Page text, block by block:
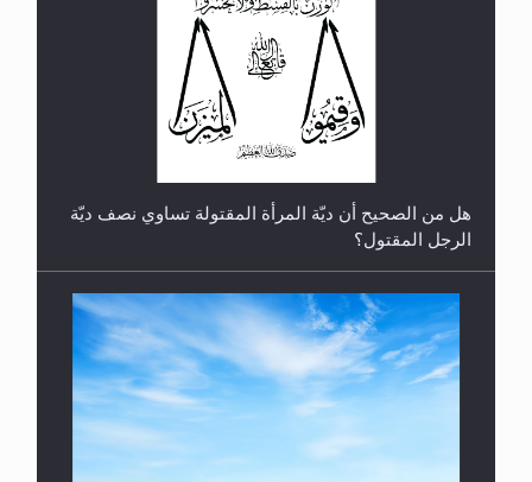
رأيٌ في لغة المسيح الموعود عليه السلام.. 4...
هل من الصحيح أن ديّة المرأة المقتولة تساوي نصف ديّة
الرجل المقتول؟